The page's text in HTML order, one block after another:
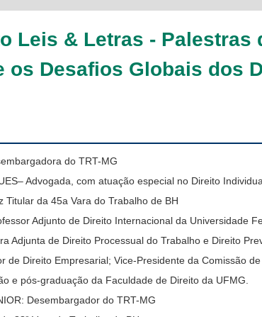
Leis & Letras - Palestras
os Desafios Globais dos
do TRT-MG
Advogada, com atuação especial no Direito
Titular da 45a Vara do Trabalho de BH
Adjunto de Direito Internacional da Universidade
Adjunta de Direito Processual do Trabalho e Direito
de Direito Empresarial; Vice-Presidente da Comissão
e pós-graduação da Faculdade de Direito da UFMG.
Desembargador do TRT-MG